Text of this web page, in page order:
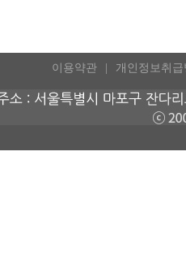
이용약관 개인정보취급